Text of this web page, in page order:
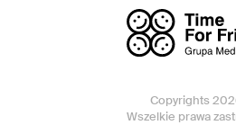
Copyrights
Wszelkie prawa